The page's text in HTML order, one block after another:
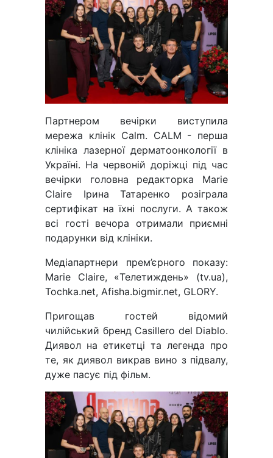
Партнером вечірки виступила
мережа клінік Calm. CALM - перша
клініка лазерної дерматоонкології в
Україні. На червоній доріжці під час
вечірки головна редакторка Marie
Claire Ірина Татаренко розіграла
сертифікат на їхні послуги. А також
всі гості вечора отримали приємні
подарунки від клініки.
Медіапартнери прем’єрного показу:
Marie Claire, «Телетиждень» (tv.ua),
Tochka.net, Afisha.bigmir.net, GLORY.
Пригощав гостей відомий
чилійський бренд Casillero del Diablo.
Диявол на етикетці та легенда про
те, як диявол викрав вино з підвалу,
дуже пасує під фільм.